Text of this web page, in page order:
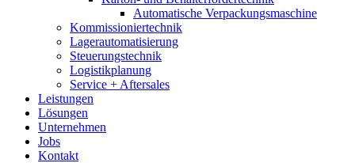
Automatische Verpackungsmaschine
Kommissioniertechnik
Lagerautomatisierung
Steuerungstechnik
Logistikplanung
Service + Aftersales
Leistungen
Lösungen
Unternehmen
Jobs
Kontakt